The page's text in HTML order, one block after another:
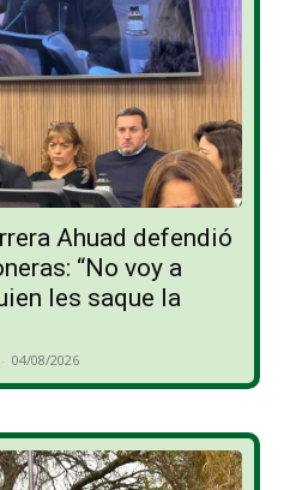
Ahuad defendió
“No voy a
les saque la
- 04/08/2026